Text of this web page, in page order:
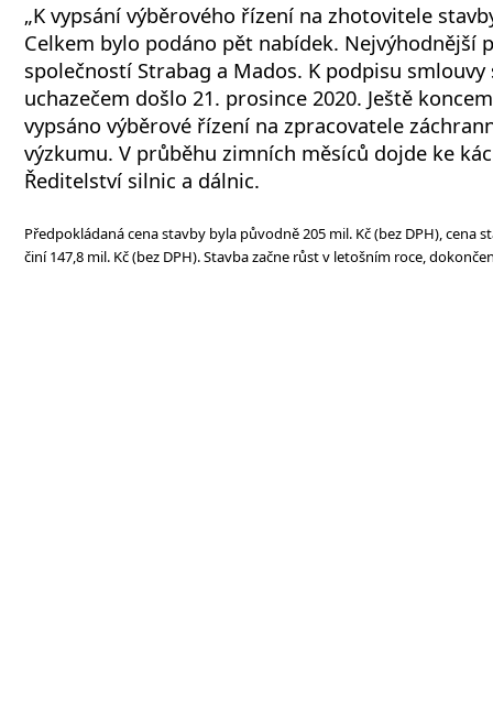
„K vypsání výběrového řízení na zhotovitele
Celkem bylo podáno pět nabídek. Nejvýhodnější
společností Strabag a Mados. K podpisu smlouvy
uchazečem došlo 21. prosince 2020. Ještě
vypsáno výběrové řízení na zpracovatele
výzkumu. V průběhu zimních měsíců dojde ke
Ředitelství silnic a dálnic.
Předpokládaná cena stavby byla původně 205 mil. Kč (bez DPH), cena
činí 147,8 mil. Kč (bez DPH). Stavba začne růst v letošním roce,